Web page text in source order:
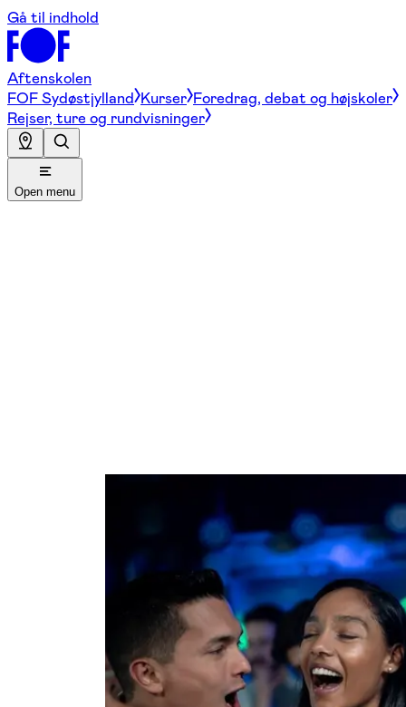
Gå til indhold
Aftenskolen
FOF Sydøstjylland Kurser Foredrag, debat og højskoler
Rejser, ture og rundvisninger
Open menu